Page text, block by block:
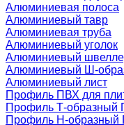
Алюминиевая полоса
Алюминиевый тавр
Алюминиевая труба
Алюминиевый уголок
Алюминиевый
Алюминиевый Ш-
Алюминиевый лист
Профиль ПВХ для
Профиль Т-образный
Профиль H-образный